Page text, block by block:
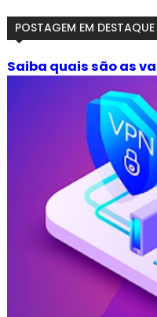
POSTAGEM EM DESTAQUE
Saiba quais são as